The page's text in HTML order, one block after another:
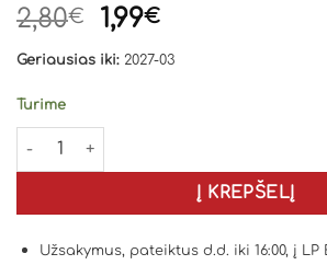
Įvertinimas:
5iš 5
įvertinimų:
1
2,80€
Original
was:
1,99€Current
is:
Geriausias iki: 2027-03
Turime
produkto kiekis: Cellucor C4 Ultimate
Į KREPŠELĮ
Užsakymus, pateiktus d.d. iki 16:00, į